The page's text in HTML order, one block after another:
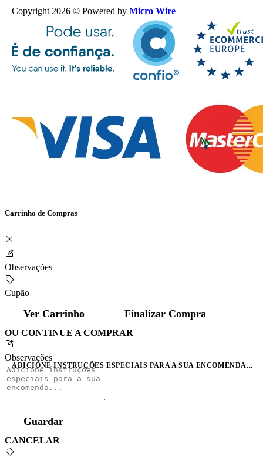
Copyright 2026 © Powered by Micro Wire
Carrinho de Compras
Observações
Cupão
Ver Carrinho Finalizar Compra
OU CONTINUE A COMPRAR
Observações
ADICIONE INSTRUÇÕES ESPECIAIS PARA A SUA ENCOMENDA...
Guardar
CANCELAR